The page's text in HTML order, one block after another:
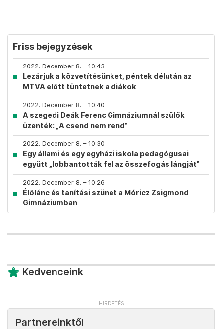
Friss bejegyzések
2022. December 8. – 10:43
Lezárjuk a közvetítésünket, péntek délután az
MTVA előtt tüntetnek a diákok
2022. December 8. – 10:40
A szegedi Deák Ferenc Gimnáziumnál szülők
üzenték: „A csend nem rend”
2022. December 8. – 10:30
Egy állami és egy egyházi iskola pedagógusai
együtt „lobbantották fel az összefogás lángját”
2022. December 8. – 10:26
Élőlánc és tanítási szünet a Móricz Zsigmond
Gimnáziumban
Kedvenceink
Partnereinktől